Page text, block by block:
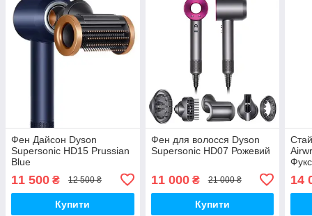
Фен Дайсон Dyson
Supersonic HD15 Prussian
Blue
11 500 ₴ 12 500 ₴
Купити
Фен для волосся Dyson
Supersonic HD07 Рожевий
11 000₴ 21 000 ₴
Купити
14